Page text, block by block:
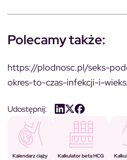
Polecamy także:
https://plodnosc.pl/seks-
okres-to-czas-infekcji-i-
Udostępnij:
Kalendarz ciąży Kalkulator beta HCG